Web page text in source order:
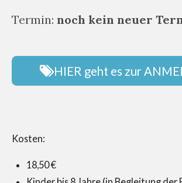
Termin: noch kein neuer
HIER geht es zur
Kosten:
18,50 €